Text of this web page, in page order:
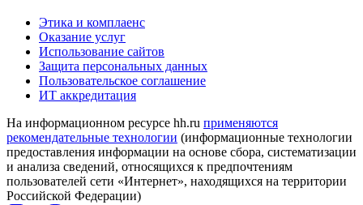
Этика и комплаенс
Оказание услуг
Использование сайтов
Защита персональных данных
Пользовательское соглашение
ИТ аккредитация
На информационном ресурсе hh.ru применяются
рекомендательные технологии (информационные технологии
предоставления информации на основе сбора, систематизации
и анализа сведений, относящихся к предпочтениям
пользователей сети «Интернет», находящихся на территории
Российской Федерации)